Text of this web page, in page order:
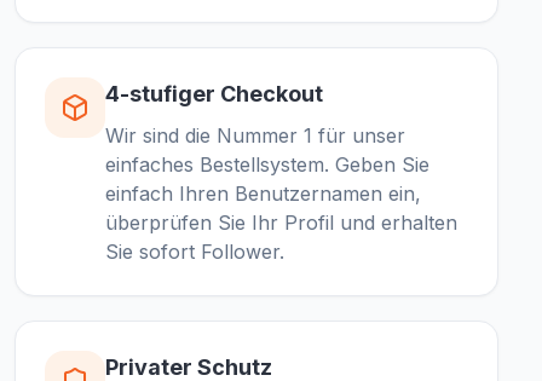
4-stufiger Checkout
Wir sind die Nummer 1 für unser
einfaches Bestellsystem. Geben Sie
einfach Ihren Benutzernamen ein,
überprüfen Sie Ihr Profil und erhalten
Sie sofort Follower.
Privater Schutz